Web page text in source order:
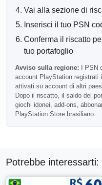
Account PSN
Importante:questa gift
riscattata solo su account
Si prega di controllare la
di acquistare, poiché i
attivati su altri account
Domande
e offerte digitali idonei nel
Vai alla sezione di
Inserisci il tuo PSN
Conferma il riscatto
tuo portafoglio
Avviso sulla regione: I PSN
account PlayStation registrati
attivati su account di altri
Dopo il riscatto, il saldo del
giochi idonei, add-ons,
PlayStation Store brasiliano.
Potrebbe interessarti: